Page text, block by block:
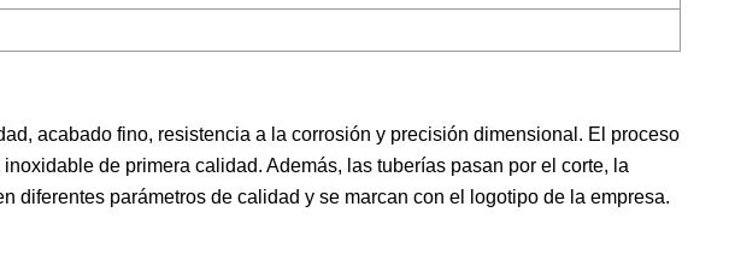
acabado fino, resistencia a la corrosión y precisión dimensional. El proceso
de primera calidad. Además, las tuberías pasan por el corte, la
diferentes parámetros de calidad y se marcan con el logotipo de la empresa.